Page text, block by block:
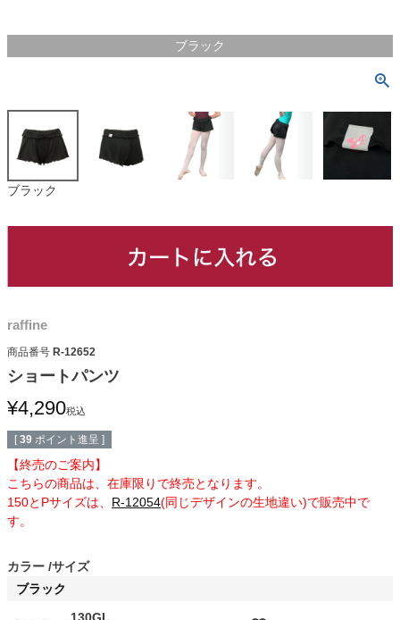
ブラック
ブラック
raffine
商品番号 R-12652
ショートパンツ
¥4,290税込
[ 39 ポイント進呈 ]
【終売のご案内】
こちらの商品は、在庫限りで終売となります。
150とPサイズは、 R-12054(同じデザインの生地違い)で販売中で
す。
カラー サイズ
ブラック